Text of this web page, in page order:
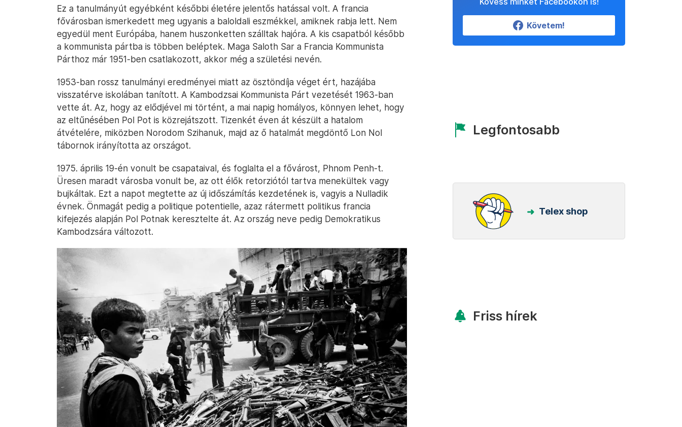
Ez a tanulmányút egyébként későbbi életére jelentős hatással volt. A francia
fővárosban ismerkedett meg ugyanis a baloldali eszmékkel, amiknek rabja lett. Nem
egyedül ment Európába, hanem huszonketten szálltak hajóra. A kis csapatból később
a kommunista pártba is többen beléptek. Maga Saloth Sar a Francia Kommunista
Párthoz már 1951-ben csatlakozott, akkor még a születési nevén.
1953-ban rossz tanulmányi eredményei miatt az ösztöndíja véget ért, hazájába
visszatérve iskolában tanított. A Kambodzsai Kommunista Párt vezetését 1963-ban
vette át. Az, hogy az elődjével mi történt, a mai napig homályos, könnyen lehet, hogy
az eltűnésében Pol Pot is közrejátszott. Tizenkét éven át készült a hatalom
átvételére, miközben Norodom Szihanuk, majd az ő hatalmát megdöntő Lon Nol
tábornok irányította az országot.
1975. április 19-én vonult be csapataival, és foglalta el a fővárost, Phnom Penh-t.
Üresen maradt városba vonult be, az ott élők retorziótól tartva menekültek vagy
bujkáltak. Ezt a napot megtette az új időszámítás kezdetének is, vagyis a Nulladik
évnek. Önmagát pedig a politique potentielle, azaz rátermett politikus francia
kifejezés alapján Pol Potnak keresztelte át. Az ország neve pedig Demokratikus
Kambodzsára változott.
Követem!
Legfontosabb
Telex shop
Friss hírek